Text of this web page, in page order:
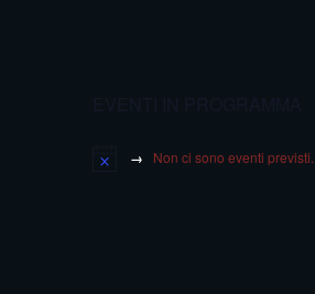
Non ci sono eventi previsti.